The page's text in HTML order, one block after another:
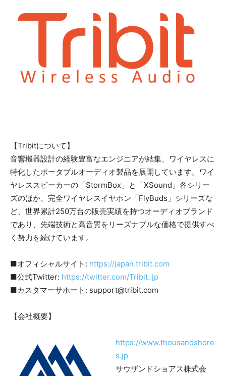
【Tribitについて】
音響機器設計の経験豊富なエンジニアが結集、ワイヤレスに
特化したポータブルオーディオ製品を展開しています。ワイ
ヤレススピーカーの「StormBox」と「XSound」各シリー
ズのほか、完全ワイヤレスイヤホン「FlyBuds」シリーズな
ど、世界累計250万台の販売実績を持つオーディオブランド
であり、先端技術と高音質をリーズナブルな価格で提供すべ
く努力を続けています。
■オフィシャルサイト: https://japan.tribit.com
■公式Twitter: https://twitter.com/Tribit_jp
■カスタマーサホート: support@tribit.com
【会社概要】
https://www.thousandshore
s.jp
サウザンドショアス株式会